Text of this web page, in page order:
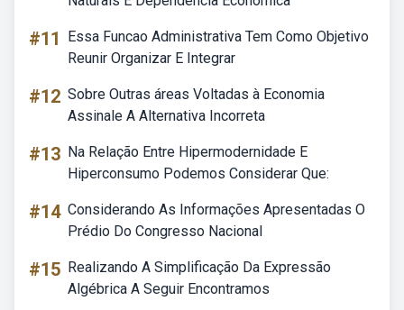
#11
Essa Funcao Administrativa Tem Como Objetivo
Reunir Organizar E Integrar
#12 Sobre Outras áreas Voltadas à Economia
Assinale A Alternativa Incorreta
#13 Na Relação Entre Hipermodernidade E
Hiperconsumo Podemos Considerar Que:
#14 Considerando As Informações Apresentadas O
Prédio Do Congresso Nacional
#15 Realizando A Simplificação Da Expressão
Algébrica A Seguir Encontramos